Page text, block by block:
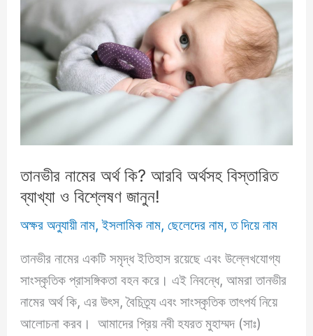
Name
Meaning
in
Bengali
তানভীর নামের অর্থ কি? আরবি অর্থসহ বিস্তারিত
ব্যাখ্যা ও বিশ্লেষণ জানুন!
অক্ষর অনুযায়ী নাম,ইসলামিক নাম,ছেলেদের নাম,ত দিয়ে নাম
তানভীর নামের একটি সমৃদ্ধ ইতিহাস রয়েছে এবং উল্লেখযোগ্য
সাংস্কৃতিক প্রাসঙ্গিকতা বহন করে। এই নিবন্ধে, আমরা তানভীর
নামের অর্থ কি, এর উৎস, বৈচিত্র্য এবং সাংস্কৃতিক তাৎপর্য নিয়ে
আলোচনা করব। আমাদের প্রিয় নবী হযরত মুহাম্মদ (সাঃ)